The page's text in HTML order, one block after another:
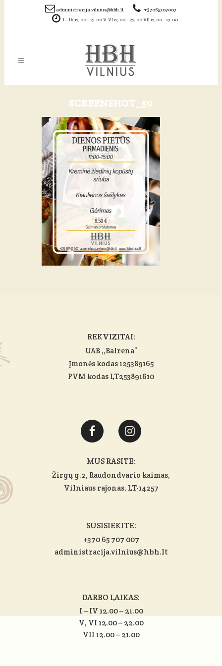
administracija.vilnius@hbh.lt
+37065707007
I – IV 12.00 – 21.00 V-VI 12.00 – 22.00 VII 12.00 – 21.00
SCREENSHOT_50
REKVIZITAI:
UAB ,,Balrena”
Įmonės kodas 125389165
PVM kodas LT253891610
MUS RASITE:
Žirgų g.2, Raudondvario kaimas,
Vilniaus rajonas, LT-14257
SUSISIEKITE:
+370 65 707 007
administracija.vilnius@hbh.lt
DARBO LAIKAS:
I – IV 12.00 – 21.00
V, VI 12.00 – 22.00
VII 12.00 – 21.00